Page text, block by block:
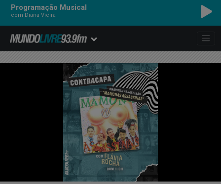
Programação Musical
com Diana Vieira